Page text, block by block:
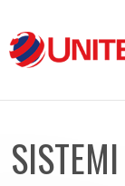
SISTEMI